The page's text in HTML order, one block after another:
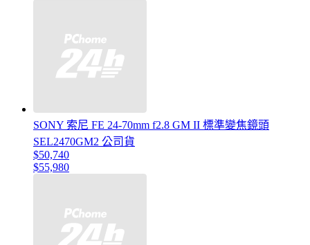
SONY 索尼 FE 24-70mm f2.8 GM II 標準變焦鏡頭
SEL2470GM2 公司貨
$50,740
$55,980